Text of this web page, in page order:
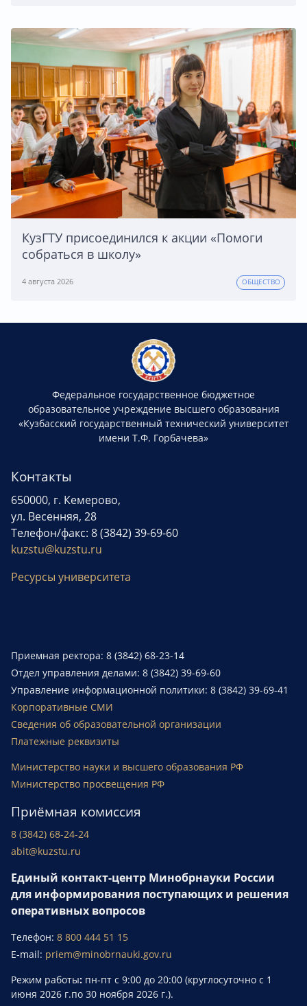
КузГТУ присоединился к акции «Помоги
собраться в школу»
4 августа 2026 ОБЩЕСТВО
Федеральное государственное бюджетное
образовательное учреждение высшего образования
«Кузбасский государственный технический университет
имени Т.Ф. Горбачева»
Контакты
650000, г. Кемерово,
ул. Весенняя, 28
Телефон/факс: 8 (3842) 39-69-60
kuzstu@kuzstu.ru
Ресурсы университета
Приемная ректора: 8 (3842) 68-23-14
Отдел управления делами: 8 (3842) 39-69-60
Управление информационной политики: 8 (3842) 39-69-41
Корпоративные СМИ
Сведения об образовательной организации
Платежные реквизиты
Министерство науки и высшего образования РФ
Министерство просвещения РФ
Приёмная комиссия
8 (3842) 68-24-24
abit@kuzstu.ru
Единый контакт-центр Минобрнауки России
для информирования поступающих и решения
оперативных вопросов
Телефон: 8 800 444 51 15
E-mail: priem@minobrnauki.gov.ru
Режим работы: пн-пт с 9:00 до 20:00 (круглосуточно с 1
июня 2026 г.по 30 ноября 2026 г.).